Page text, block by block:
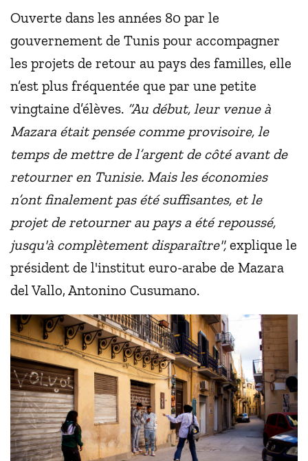
Ouverte dans les années 80 par le
gouvernement de Tunis pour accompagner
les projets de retour au pays des familles, elle
n’est plus fréquentée que par une petite
vingtaine d’élèves. “Au début, leur venue à
Mazara était pensée comme provisoire, le
temps de mettre de l’argent de côté avant de
retourner en Tunisie. Mais les économies
n’ont finalement pas été suffisantes, et le
projet de retourner au pays a été repoussé,
jusqu'à complètement disparaître", explique le
président de l'institut euro-arabe de Mazara
del Vallo, Antonino Cusumano.